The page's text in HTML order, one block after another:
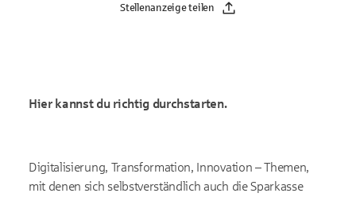
Stellenanzeige teilen
Hier kannst du richtig durchstarten.
Digitalisierung, Transformation, Innovation – Themen,
mit denen sich selbstverständlich auch die Sparkasse